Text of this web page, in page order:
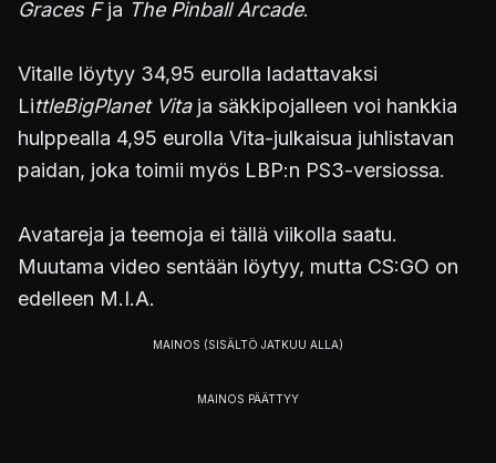
Graces Fja The Pinball Arcade.
Vitalle löytyy 34,95 eurolla ladattavaksi
LittleBigPlanet Vita ja säkkipojalleen voi hankkia
hulppealla 4,95 eurolla Vita-julkaisua juhlistavan
paidan, joka toimii myös LBP:n PS3-versiossa.
Avatareja ja teemoja ei tällä viikolla saatu.
Muutama video sentään löytyy, mutta CS:GO on
edelleen M.I.A.